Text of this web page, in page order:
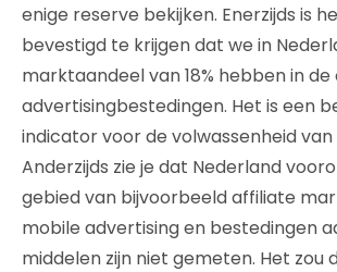
enige reserve bekijken. Enerzijds is
bevestigd te krijgen dat we in
marktaandeel van 18% hebben in de
advertisingbestedingen. Het is een
indicator voor de volwassenheid
Anderzijds zie je dat Nederland
gebied van bijvoorbeeld affiliate
mobile advertising en bestedingen
middelen zijn niet gemeten. Het zou